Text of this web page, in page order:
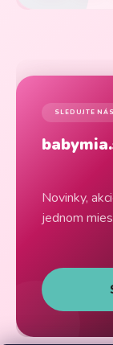
SLEDUJTE NÁS
Novinky,
jednom